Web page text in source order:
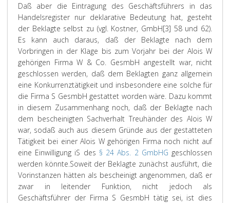
Daß aber die Eintragung des Geschäftsführers in das
Handelsregister nur deklarative Bedeutung hat, gesteht
der Beklagte selbst zu (vgl. Kostner, GmbH[3] 58 und 62).
Es kann auch daraus, daß der Beklagte nach dem
Vorbringen in der Klage bis zum Vorjahr bei der Alois W
gehörigen Firma W & Co. GesmbH angestellt war, nicht
geschlossen werden, daß dem Beklagten ganz allgemein
eine Konkurrenztätigkeit und insbesondere eine solche für
die Firma S GesmbH gestattet worden wäre. Dazu kommt
in diesem Zusammenhang noch, daß der Beklagte nach
dem bescheinigten Sachverhalt Treuhänder des Alois W
war, sodaß auch aus diesem Gründe aus der gestatteten
Tätigkeit bei einer Alois W gehörigen Firma noch nicht auf
eine Einwilligung iS des § 24 Abs. 2 GmbHG geschlossen
werden könnte.Soweit der Beklagte zunächst ausführt, die
Vorinstanzen hätten als bescheinigt angenommen, daß er
zwar in leitender Funktion, nicht jedoch als
Geschäftsführer der Firma S GesmbH tätig sei, ist dies